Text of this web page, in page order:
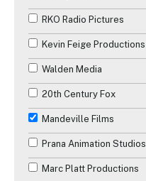
Science-Fiction
Téléfilm
Thriller
Western
RKO Radio Pictures
Kevin Feige Productions
Walden Media
20th Century Fox
Mandeville Films
Prana Animation Studios
Marc Platt Productions